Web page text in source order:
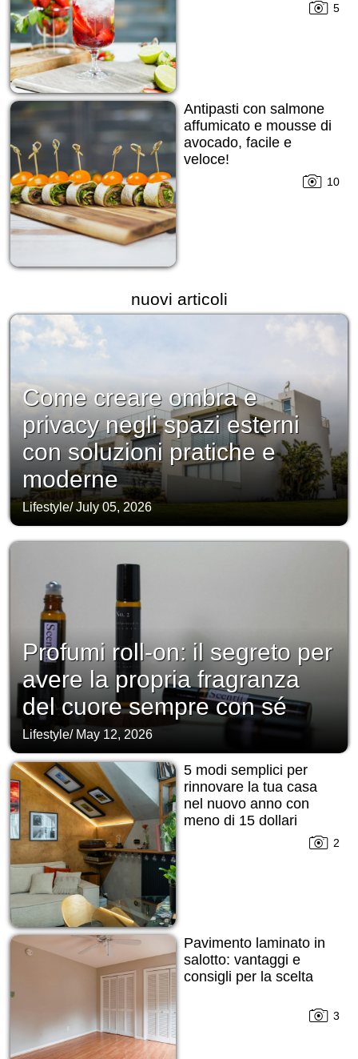
5
Antipasti con salmone
affumicato e mousse di
avocado, facile e
veloce!
10
nuovi articoli
Come creare ombra e
privacy negli spazi esterni
con soluzioni pratiche e
moderne
Lifestyle/July 05, 2026
Profumi roll-on: il segreto per
avere la propria fragranza
del cuore sempre con sé
Lifestyle/ May 12, 2026
5 modi semplici per
rinnovare la tua casa
nel nuovo anno con
meno di 15 dollari
2
Pavimento laminato in
salotto: vantaggi e
consigli per la scelta
3